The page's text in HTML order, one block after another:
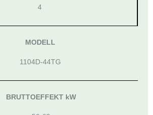
4
MODELL
1104D-44TG
BRUTTOEFFEKT kW